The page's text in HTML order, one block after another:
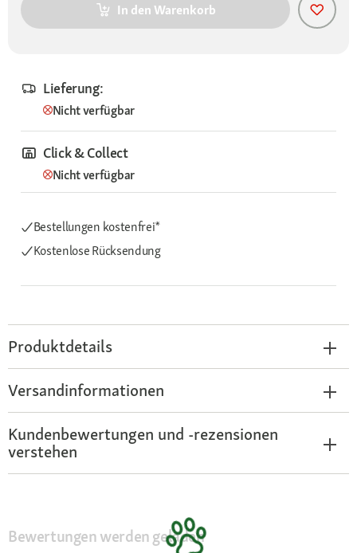
In den Warenkorb
Lieferung:
Nicht verfügbar
Click & Collect
Nicht verfügbar
Bestellungen kostenfrei*
Kostenlose Rücksendung
Produktdetails
Versandinformationen
Kundenbewertungen und -rezensionen
verstehen
Bewertungen werden geladen